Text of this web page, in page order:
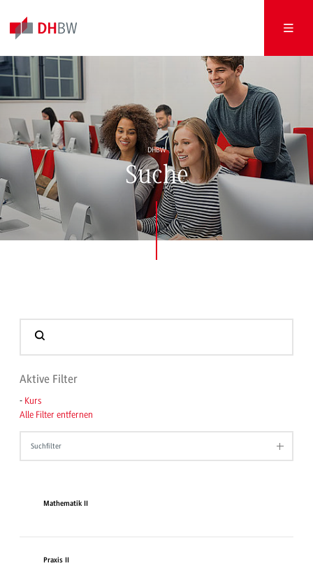
DHBW
Suche
Aktive Filter
- Kurs
Alle Filter entfernen
Suchfilter
Mathematik II
Praxis II